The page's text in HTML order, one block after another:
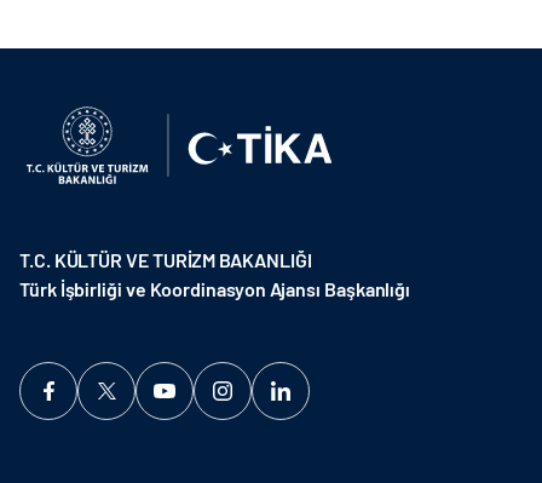
T.C. KÜLTÜR VE TURİZM BAKANLIĞI
Türk İşbirliği ve Koordinasyon Ajansı Başkanlığı